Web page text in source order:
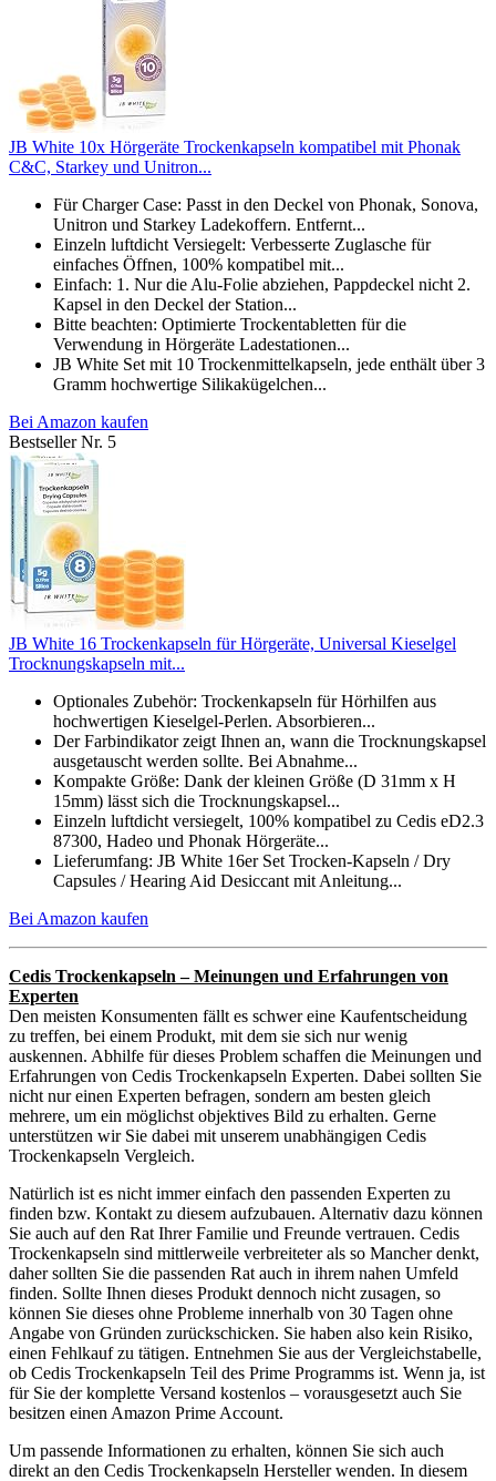
JB White 10x Hörgeräte Trockenkapseln kompatibel mit Phonak
C&C, Starkey und Unitron...
Für Charger Case: Passt in den Deckel von Phonak, Sonova,
Unitron und Starkey Ladekoffern. Entfernt...
Einzeln luftdicht Versiegelt: Verbesserte Zuglasche für
einfaches Öffnen, 100% kompatibel mit...
Einfach: 1. Nur die Alu-Folie abziehen, Pappdeckel nicht 2.
Kapsel in den Deckel der Station...
Bitte beachten: Optimierte Trockentabletten für die
Verwendung in Hörgeräte Ladestationen...
JB White Set mit 10 Trockenmittelkapseln, jede enthält über 3
Gramm hochwertige Silikakügelchen...
Bei Amazon kaufen
Bestseller Nr. 5
JB White 16 Trockenkapseln für Hörgeräte, Universal Kieselgel
Trocknungskapseln mit...
Optionales Zubehör: Trockenkapseln für Hörhilfen aus
hochwertigen Kieselgel-Perlen. Absorbieren...
Der Farbindikator zeigt Ihnen an, wann die Trocknungskapsel
ausgetauscht werden sollte. Bei Abnahme...
Kompakte Größe: Dank der kleinen Größe (D 31mm x H
15mm) lässt sich die Trocknungskapsel...
Einzeln luftdicht versiegelt, 100% kompatibel zu Cedis eD2.3
87300, Hadeo und Phonak Hörgeräte...
Lieferumfang: JB White 16er Set Trocken-Kapseln / Dry
Capsules / Hearing Aid Desiccant mit Anleitung...
Bei Amazon kaufen
Cedis Trockenkapseln – Meinungen und Erfahrungen von
Experten
Den meisten Konsumenten fällt es schwer eine Kaufentscheidung
zu treffen, bei einem Produkt, mit dem sie sich nur wenig
auskennen. Abhilfe für dieses Problem schaffen die Meinungen und
Erfahrungen von Cedis Trockenkapseln Experten. Dabei sollten Sie
nicht nur einen Experten befragen, sondern am besten gleich
mehrere, um ein möglichst objektives Bild zu erhalten. Gerne
unterstützen wir Sie dabei mit unserem unabhängigen Cedis
Trockenkapseln Vergleich.
Natürlich ist es nicht immer einfach den passenden Experten zu
finden bzw. Kontakt zu diesem aufzubauen. Alternativ dazu können
Sie auch auf den Rat Ihrer Familie und Freunde vertrauen. Cedis
Trockenkapseln sind mittlerweile verbreiteter als so Mancher denkt,
daher sollten Sie die passenden Rat auch in ihrem nahen Umfeld
finden. Sollte Ihnen dieses Produkt dennoch nicht zusagen, so
können Sie dieses ohne Probleme innerhalb von 30 Tagen ohne
Angabe von Gründen zurückschicken. Sie haben also kein Risiko,
einen Fehlkauf zu tätigen. Entnehmen Sie aus der Vergleichstabelle,
ob Cedis Trockenkapseln Teil des Prime Programms ist. Wenn ja, ist
für Sie der komplette Versand kostenlos – vorausgesetzt auch Sie
besitzen einen Amazon Prime Account.
Um passende Informationen zu erhalten, können Sie sich auch
direkt an den Cedis Trockenkapseln Hersteller wenden. In diesem